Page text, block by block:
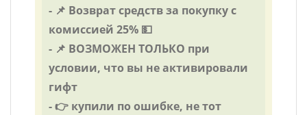
- 📌 Возврат средств за покупку с
комиссией 25% 💵
- 📌 ВОЗМОЖЕН ТОЛЬКО при
условии, что вы не активировали
гифт
- 👉 купили по ошибке, не тот